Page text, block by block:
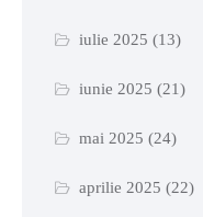
iulie 2025 (13)
iunie 2025 (21)
mai 2025 (24)
aprilie 2025 (22)